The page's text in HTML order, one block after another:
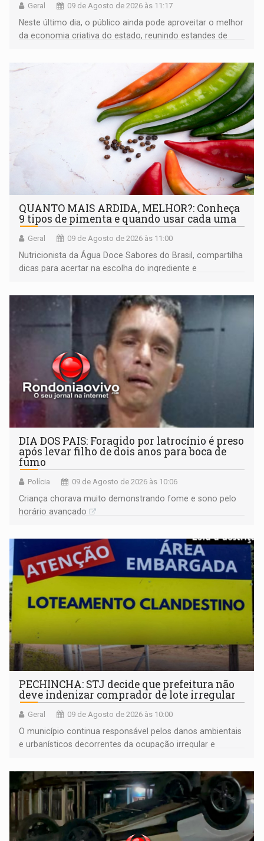
Geral 09 de Agosto de 2026 às 11:17
Neste último dia, o público ainda pode aproveitar o melhor
da economia criativa do estado, reunindo estandes de
QUANTO MAIS ARDIDA, MELHOR?: Conheça
9 tipos de pimenta e quando usar cada uma
Geral 09 de Agosto de 2026 às 11:00
Nutricionista da Água Doce Sabores do Brasil, compartilha
dicas para acertar na escolha do ingrediente e
DIA DOS PAIS: Foragido por latrocínio é preso
após levar filho de dois anos para boca de
fumo
Polícia 09 de Agosto de 2026 às 10:06
Criança chorava muito demonstrando fome e sono pelo
horário avançado
PECHINCHA: STJ decide que prefeitura não
deve indenizar comprador de lote irregular
Geral 09 de Agosto de 2026 às 10:00
O município continua responsável pelos danos ambientais
e urbanísticos decorrentes da ocupação irregular e